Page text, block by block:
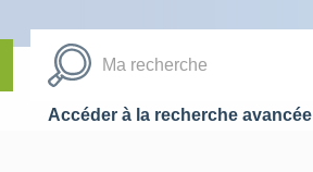
Accéder à la recherche avancée